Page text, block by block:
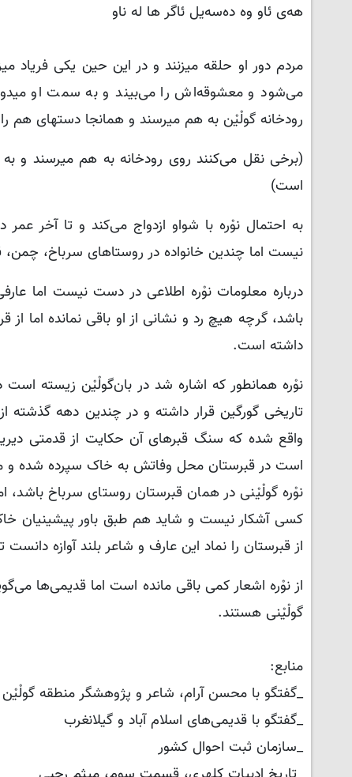
هەی ئاو وە دەسەیل ئاگر ها لە ناو
مردم دور او حلقه میزنند و در این حین یکی فریاد
می‌شود و معشوقه‌اش را می‌بیند و به سمت او
رودخانه گولْیْن به هم میرسند و همانجا دستهای هم
(برخی نقل می‌کنند روی رودخانه به هم میرسند و
است)
به احتمال نوْره با شواو ازدواج می‌کند و تا آخر
نیست اما چندین خانواده در روستاهای سرباخ،
درباره معلومات نوْره اطلاعی در دست نیست اما
باشد، گرچه هیچ رد و نشانی از او باقی نمانده اما
داشته است.
نوْره همانطور که اشاره شد در بان‌گولْیْن زیسته
تاریخی گورگین قرار داشته و در چندین دهه گذشته
واقع شده که سنگ قبرهای آن حکایت از قدمتی
است در قبرستان محل وفاتش به خاک سپرده شده و
نوْره گولْیْنی در همان قبرستان روستای سرباخ
کسی آشکار نیست و شاید هم طبق باور پیشینیان
از قبرستان را نماد این عارف و شاعر بلند آوازه
از نوْره اشعار کمی باقی مانده است اما قدیمی‌ها
گولْیْنی هستند.
منابع:
_گفتگو با محسن آرام، شاعر و پژوهشگر منطقه گولْیْن
_گفتگو با قدیمی‌های اسلام آباد و گیلانغرب
_سازمان ثبت احوال کشور